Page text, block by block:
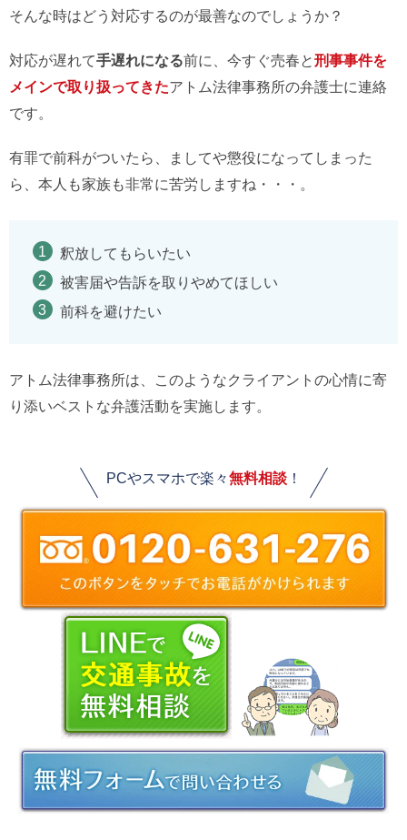
そんな時はどう対応するのが最善なのでしょうか？
対応が遅れて手遅れになる前に、今すぐ売春と刑事事件を
メインで取り扱ってきたアトム法律事務所の弁護士に連絡
です。
有罪で前科がついたら、ましてや懲役になってしまった
ら、本人も家族も非常に苦労しますね・・・。
釈放してもらいたい
被害届や告訴を取りやめてほしい
前科を避けたい
アトム法律事務所は、このようなクライアントの心情に寄
り添いベストな弁護活動を実施します。
PCやスマホで楽々無料相談！